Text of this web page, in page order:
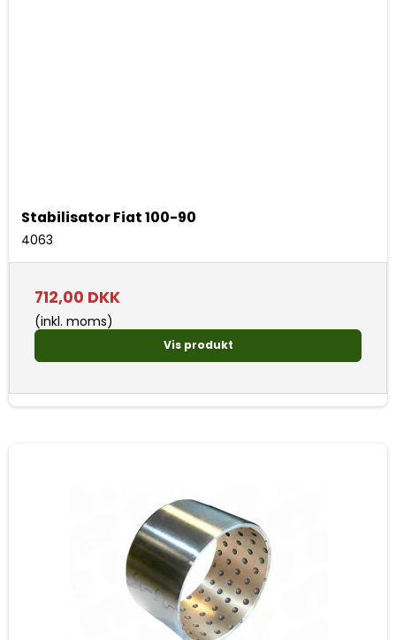
Stabilisator Fiat 100-90
4063
712,00 DKK
(inkl. moms)
Vis produkt